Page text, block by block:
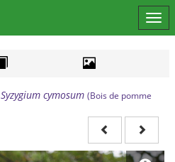
le
Syzygium cymosum (Bois de pomme